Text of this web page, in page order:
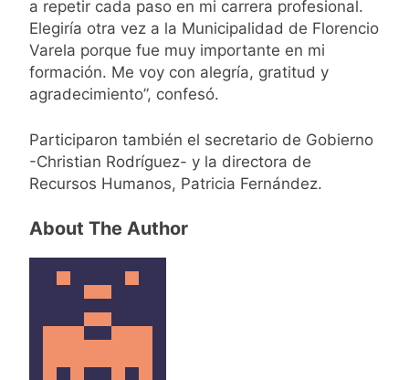
a repetir cada paso en mi carrera profesional.
Elegiría otra vez a la Municipalidad de Florencio
Varela porque fue muy importante en mi
formación. Me voy con alegría, gratitud y
agradecimiento”, confesó.
Participaron también el secretario de Gobierno
-Christian Rodríguez- y la directora de
Recursos Humanos, Patricia Fernández.
About The Author